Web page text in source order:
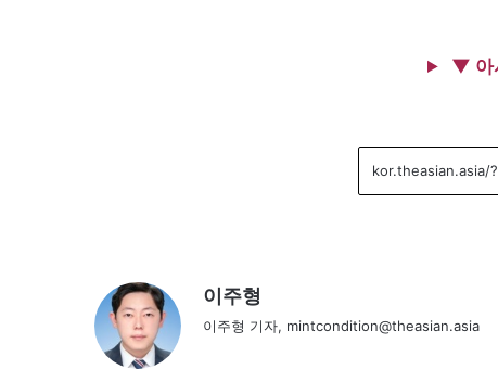
▼ 아
이주형
이주형 기자, mintcondition@theasian.asia